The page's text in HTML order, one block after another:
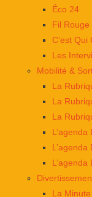
Éco 24
Fil Rouge
C’est Qui
Les
Mobilité &
La
La
La
La